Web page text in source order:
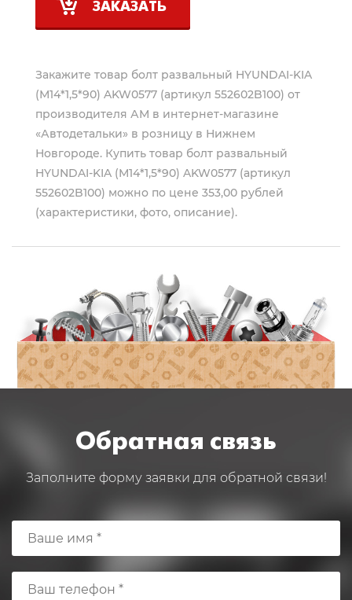
ЗАКАЗАТЬ
Закажите товар болт развальный HYUNDAI-KIA
(М14*1,5*90) AKW0577 (артикул 552602B100) от
производителя АМ в интернет-магазине
«Автодетальки» в розницу в Нижнем
Новгороде. Купить товар болт развальный
HYUNDAI-KIA (М14*1,5*90) AKW0577 (артикул
552602B100) можно по цене 353,00 рублей
(характеристики, фото, описание).
Обратная связь
Заполните форму заявки для обратной связи!